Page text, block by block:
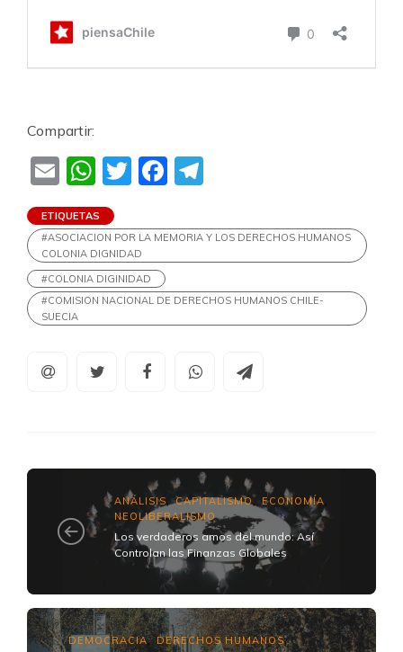
Compartir:
EmailWhatsApp
TwitterFacebook
ETIQUETAS
#ASOCIACION POR LA MEMORIA Y LOS DERECHOS HUMANOS
COLONIA DIGNIDAD
#COLONIA DIGINIDAD
#COMISION NACIONAL DE DERECHOS HUMANOS CHILE-
SUECIA
ANÁLISIS,CAPITALISMO,ECONOMÍA
NEOLIBERALISMO
Los verdaderos amos del mundo: Así
Controlan las Finanzas Globales
DEMOCRACIA, DERECHOS HUMANOS,